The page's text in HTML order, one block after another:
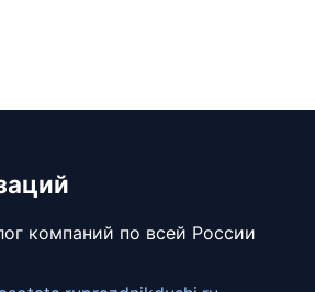
компаний по всей России